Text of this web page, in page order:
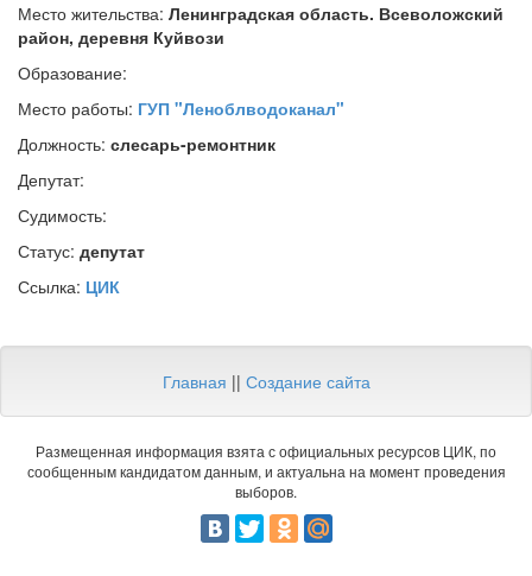
Место жительства: Ленинградская область. Всеволожский
район, деревня Куйвози
Образование:
Место работы: ГУП "Леноблводоканал"
Должность: слесарь-ремонтник
Депутат:
Судимость:
Статус: депутат
Ссылка: ЦИК
Главная || Создание сайта
Размещенная информация взята с официальных ресурсов ЦИК, по
сообщенным кандидатом данным, и актуальна на момент проведения
выборов.